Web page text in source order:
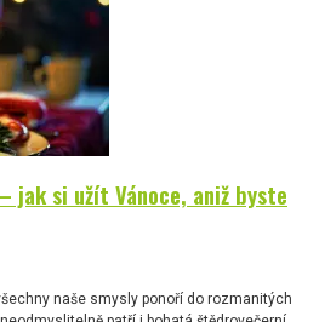
jak si užít Vánoce, aniž byste
naše smysly ponoří do rozmanitých